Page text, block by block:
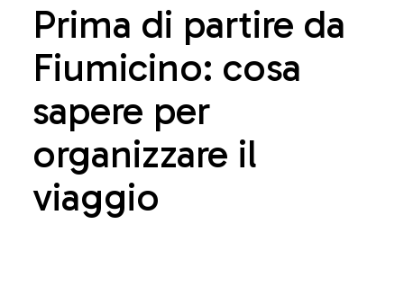
Prima di partire da
Fiumicino: cosa
sapere per
organizzare il
viaggio